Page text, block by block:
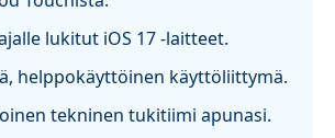
lukitut iOS 17 ‑laitteet.
helppokäyttöinen käyttöliittymä.
tekninen tukitiimi apunasi.